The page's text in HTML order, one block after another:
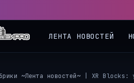
~Лента новостей~ XR Blocks: